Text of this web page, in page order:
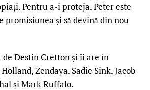
Pentru a-i proteja, Peter este
promisiunea și să devină din nou
Destin Cretton și îi are în
Zendaya, Sadie Sink, Jacob
și Mark Ruffalo.